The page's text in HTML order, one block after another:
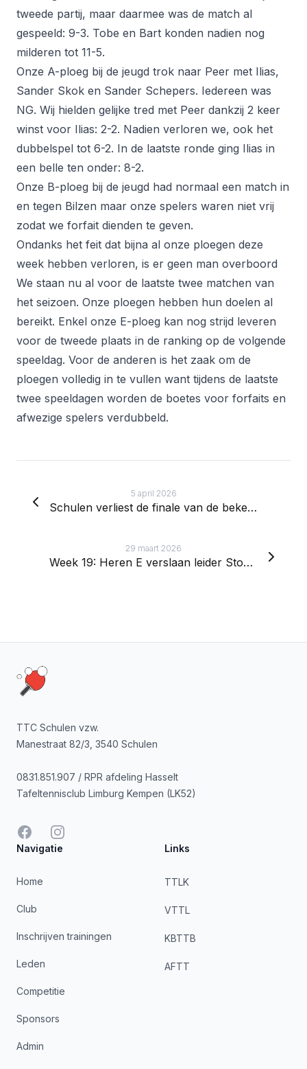
tweede partij, maar daarmee was de match al
gespeeld: 9-3. Tobe en Bart konden nadien nog
milderen tot 11-5.
Onze A-ploeg bij de jeugd trok naar Peer met Ilias,
Sander Skok en Sander Schepers. Iedereen was
NG. Wij hielden gelijke tred met Peer dankzij 2 keer
winst voor Ilias: 2-2. Nadien verloren we, ook het
dubbelspel tot 6-2. In de laatste ronde ging Ilias in
een belle ten onder: 8-2.
Onze B-ploeg bij de jeugd had normaal een match in
en tegen Bilzen maar onze spelers waren niet vrij
zodat we forfait dienden te geven.
Ondanks het feit dat bijna al onze ploegen deze
week hebben verloren, is er geen man overboord
We staan nu al voor de laatste twee matchen van
het seizoen. Onze ploegen hebben hun doelen al
bereikt. Enkel onze E-ploeg kan nog strijd leveren
voor de tweede plaats in de ranking op de volgende
speeldag. Voor de anderen is het zaak om de
ploegen volledig in te vullen want tijdens de laatste
twee speeldagen worden de boetes voor forfaits en
afwezige spelers verdubbeld.
5 april 2026
Schulen verliest de finale van de beker van Limburg
29 maart 2026
Week 19: Heren E verslaan leider Stokrooie bijna
TTC Schulen vzw.
Manestraat 82/3, 3540 Schulen
0831.851.907 / RPR afdeling Hasselt
Tafeltennisclub Limburg Kempen (LK52)
FacebookInstagram
Navigatie
Home
Club
Inschrijven trainingen
Leden
Competitie
Sponsors
Admin
Links
TTLK
VTTL
KBTTB
AFTT